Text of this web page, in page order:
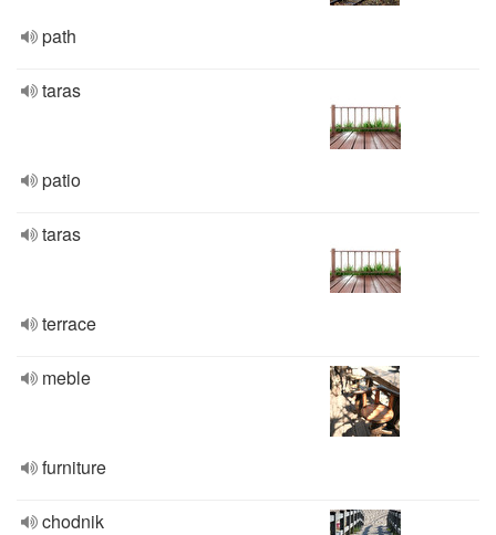
path
taras
patio
taras
terrace
meble
furniture
chodnik